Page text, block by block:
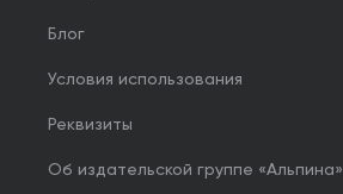
Блог
Условия использования
Реквизиты
Об издательской группе «Альпина»